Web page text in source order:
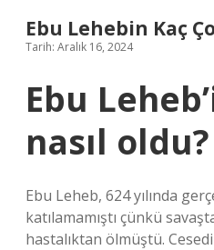
Ebu Lehebin Kaç
Tarih: Aralık 16, 2024
Ebu
nasıl oldu?
Ebu Leheb, 624 yılında
katılamamıştı çünkü
hastalıktan ölmüştü.